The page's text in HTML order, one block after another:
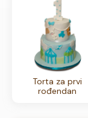
Torta za prvi
rođendan